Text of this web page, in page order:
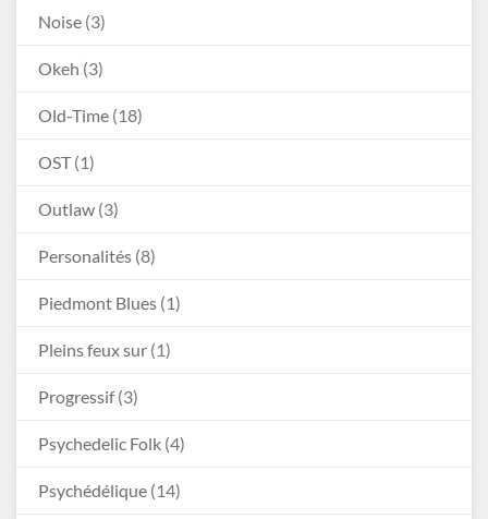
Noise (3)
Okeh (3)
Old-Time (18)
OST(1)
Outlaw (3)
Personalités (8)
Piedmont Blues (1)
Pleins feux sur (1)
Progressif(3)
Psychedelic Folk (4)
Psychédélique (14)